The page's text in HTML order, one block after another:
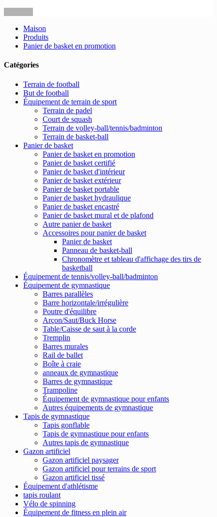
Maison
Produits
Panier de basket en promotion
Catégories
Terrain de football
But de football
Équipement de terrain de sport
Terrain de padel
Court de squash
Terrain de volley-ball/tennis/badminton
Terrain de basket-ball
Panier de basket
Panier de basket en promotion
Panier de basket certifié
Panier de basket d'intérieur
Panier de basket extérieur
Panier de basket portable
Panier de basket hydraulique
Panier de basket encastré
Panier de basket mural et de plafond
Autre panier de basket
Accessoires pour panier de basket
Panier de basket
Panneau de basket-ball
Chronomètre et tableau d'affichage des tirs de
basketball
Équipement de tennis/volley-ball/badminton
Équipement de gymnastique
Barres parallèles
Barre horizontale/irrégulière
Poutre d'équilibre
Arçon/Saut/Buck Horse
Table/Caisse de saut à la corde
Tremplin
Barres murales
Rail de ballet
Boîte à craie
anneaux de gymnastique
Barres de gymnastique
Trampoline
Équipement de gymnastique pour enfants
Autres équipements de gymnastique
Tapis de gymnastique
Tapis gonflable
Tapis de gymnastique pour enfants
Autres tapis de gymnastique
Gazon artificiel
Gazon artificiel paysager
Gazon artificiel pour terrains de sport
Gazon artificiel tissé
Équipement d'athlétisme
tapis roulant
Vélo de spinning
Équipement de fitness en plein air